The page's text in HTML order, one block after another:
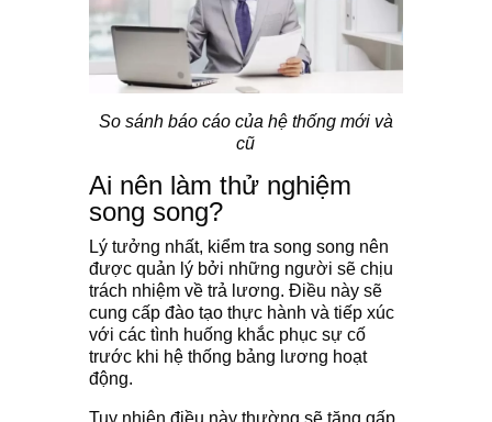
So sánh báo cáo của hệ thống mới và
cũ
Ai nên làm thử nghiệm
song song?
Lý tưởng nhất, kiểm tra song song nên
được quản lý bởi những người sẽ chịu
trách nhiệm về trả lương. Điều này sẽ
cung cấp đào tạo thực hành và tiếp xúc
với các tình huống khắc phục sự cố
trước khi hệ thống bảng lương hoạt
động.